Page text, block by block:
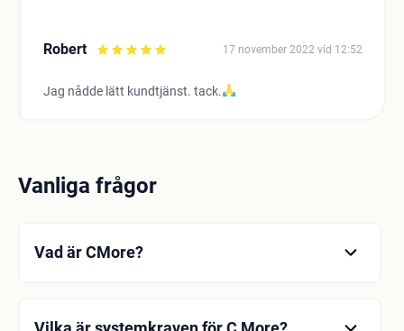
Robert 17 november 2022 vid 12:52
Jag nådde lätt kundtjänst. tack.
Vanliga frågor
Vad är CMore?
filmer, serier, barnprogram och sporter som du kan